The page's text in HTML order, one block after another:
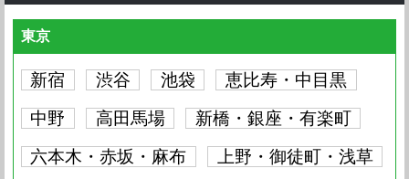
東京
新宿 渋谷 池袋
恵比寿・中目黒
中野
高田馬場
新橋・銀座・有楽町
六本木・赤坂・麻布
上野・御徒町・浅草